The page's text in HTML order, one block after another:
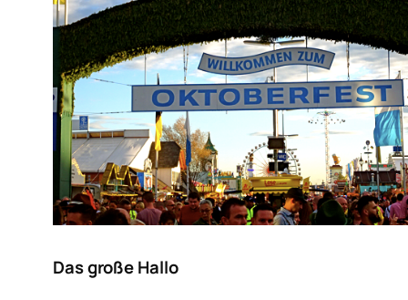
Das große Hallo